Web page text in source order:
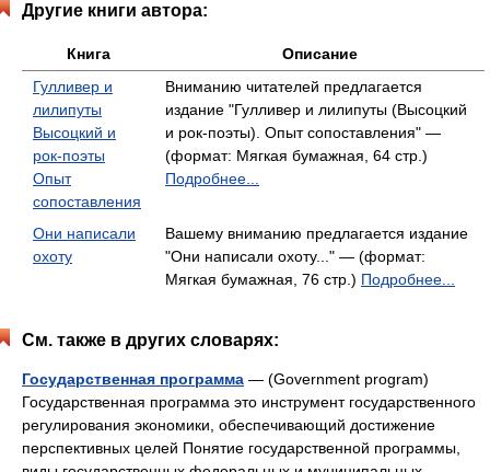
Другие книги автора:
Книга
Описание
Гулливер и
лилипуты
Высоцкий и
рок-поэты
Опыт
сопоставления
Вниманию читателей предлагается
издание "Гулливер и лилипуты (Высоцкий
и рок-поэты). Опыт сопоставления" —
(формат: Мягкая бумажная, 64 стр.)
Подробнее...
Они написали
охоту
Вашему вниманию предлагается издание
"Они написали охоту..." — (формат:
Мягкая бумажная, 76 стр.) Подробнее...
См. также в других словарях:
Государственная программа — (Government program)
Государственная программа это инструмент государственного
регулирования экономики, обеспечивающий достижение
перспективных целей Понятие государственной программы,